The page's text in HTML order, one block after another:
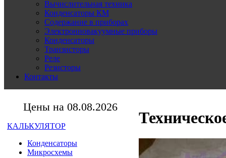
Вычислительная техника
Конденсаторы КМ
Содержание в приборах
Электронновакуумные приборы
Конденсаторы
Транзисторы
Реле
Резисторы
Контакты
Цены на 08.08.2026
КАЛЬКУЛЯТОР
Конденсаторы
Микросхемы